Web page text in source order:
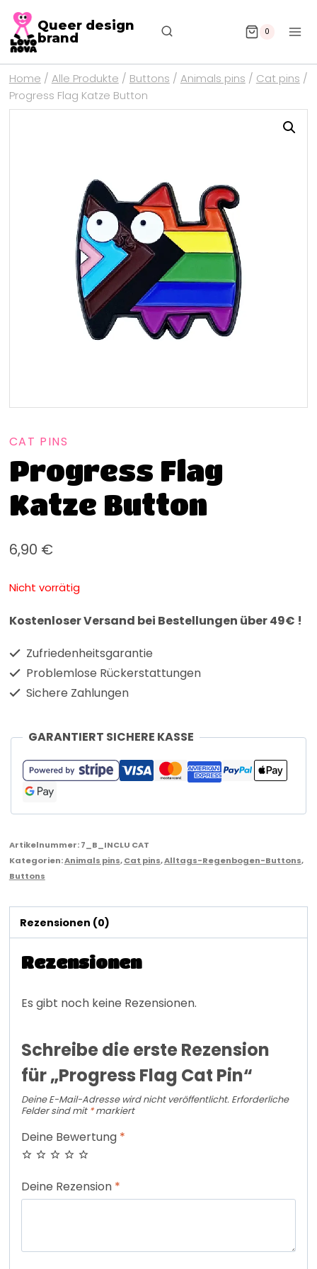
Queer design
brand
0
Home / Alle Produkte / Buttons / Animals pins / Cat pins /
Progress Flag Katze Button
CAT PINS
Progress Flag
Katze Button
6,90 €
Nicht vorrätig
Kostenloser Versand bei Bestellungen über 49€ !
Zufriedenheitsgarantie
Problemlose Rückerstattungen
Sichere Zahlungen
GARANTIERT SICHERE KASSE
Artikelnummer:7_B_INCLU CAT
Kategorien:Animals pins,Cat pins,Alltags-Regenbogen-Buttons,
Buttons
Rezensionen (0)
Rezensionen
Es gibt noch keine Rezensionen.
Schreibe die erste Rezension
für „Progress Flag Cat Pin“
Deine E-Mail-Adresse wird nicht veröffentlicht. Erforderliche
Felder sind mit *markiert
Deine Bewertung *
Deine Rezension *